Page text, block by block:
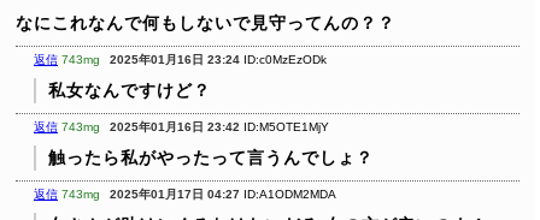
なにこれなんで何もしないで見守ってんの？？
返信 743mg 2025年01月16日 23:24 ID:c0MzEzODk
私女なんですけど？
返信 743mg 2025年01月16日 23:42 ID:M5OTE1MjY
触ったら私がやったって言うんでしょ？
返信 743mg 2025年01月17日 04:27 ID:A1ODM2MDA